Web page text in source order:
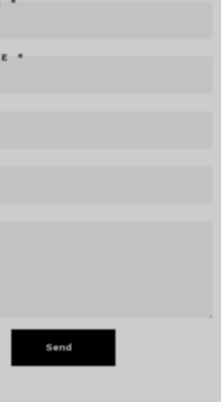
*
Send